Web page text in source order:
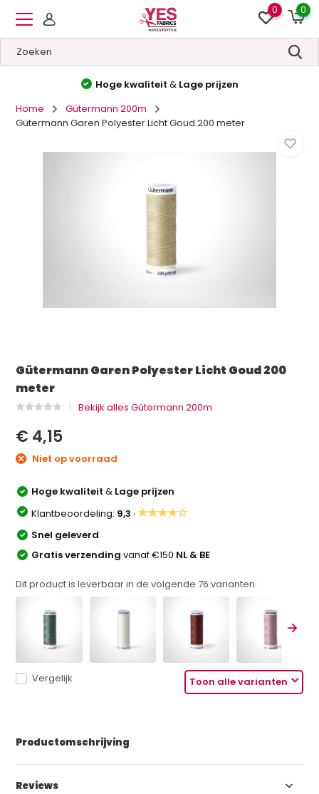
0 0
Hoge kwaliteit & Lage prijzen
Home
Gütermann 200m
Gütermann Garen Polyester Licht Goud 200 meter
Gütermann Garen Polyester Licht Goud 200
meter
Bekijk alles Gütermann 200m
€ 4,15
Niet op voorraad
Hoge kwaliteit& Lage prijzen
Klantbeoordeling: 9,3 ·★★★★☆
Snel geleverd
Gratis verzendingvanaf €150 NL & BE
Dit product is leverbaar in de volgende76 varianten:
Toon alle varianten
Vergelijk
Productomschrijving
Reviews